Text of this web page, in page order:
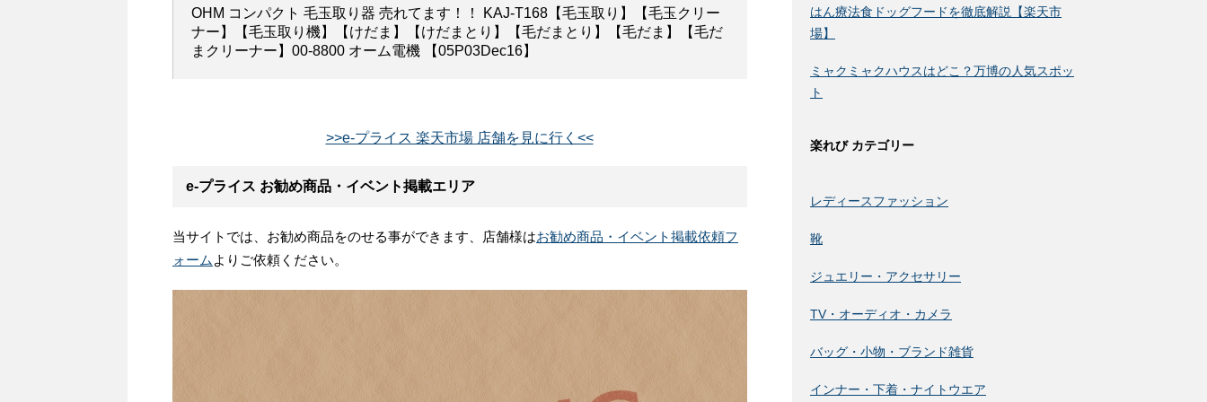
OHM コンパクト 毛玉取り器 売れてます！！ KAJ-T168【毛玉取り】【毛玉クリー
ナー】【毛玉取り機】【けだま】【けだまとり】【毛だまとり】【毛だま】【毛だ
まクリーナー】00-8800 オーム電機 【05P03Dec16】
>>e-プライス 楽天市場 店舗を見に行く<<
e-プライス お勧め商品・イベント掲載エリア
当サイトでは、お勧め商品をのせる事ができます、店舗様はお勧め商品・イベント掲載依頼フ
ォーム よりご依頼ください。
はん療法食ドッグフードを徹底解説【楽天市
場】
ミャクミャクハウスはどこ？万博の人気スポッ
ト
楽れび カテゴリー
レディースファッション
靴
ジュエリー・アクセサリー
TV・オーディオ・カメラ
バッグ・小物・ブランド雑貨
インナー・下着・ナイトウエア